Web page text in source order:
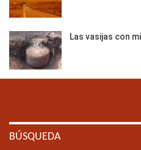
Las vasijas con
BÚSQUEDA